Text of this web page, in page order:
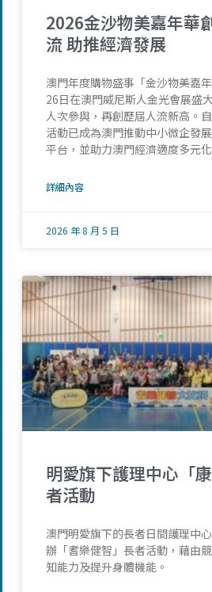
2026金沙物美嘉年華
流 助推經濟發展
澳門年度購物盛事「金沙物美嘉
26日在澳門威尼斯人金光會展盛
人次參與，再創歷屆人流新高。
活動已成為澳門推動中小微企發
平台，並助力澳門經濟適度多元化
詳細內容
2026 年 8 月 5 日
明愛旗下護理中心「
者活動
澳門明愛旗下的長者日間護理中
辦「耆樂健智」長者活動，藉由
知能力及提升身體機能。